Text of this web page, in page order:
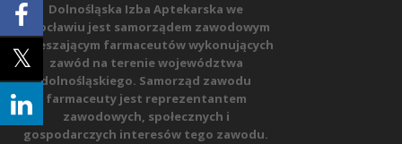
Dolnośląska Izba Aptekarska we
Wrocławiu jest samorządem zawodowym
zrzeszającym farmaceutów wykonujących
zawód na terenie województwa
dolnośląskiego. Samorząd zawodu
farmaceuty jest reprezentantem
zawodowych, społecznych i
gospodarczych interesów tego zawodu.